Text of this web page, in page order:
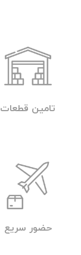
تامین قطعات
حضور سریع